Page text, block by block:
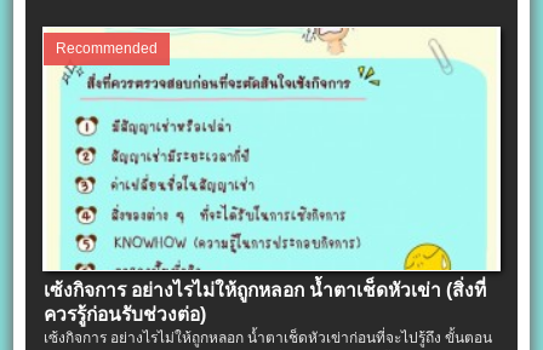
Recommended
เซ้งกิจการ อย่างไรไม่ให้ถูกหลอก น้ำตาเช็ดหัวเข่า (สิ่งที่
ควรรู้ก่อนรับช่วงต่อ)
เซ้งกิจการ อย่างไรไม่ให้ถูกหลอก น้ำตาเช็ดหัวเข่าก่อนที่จะไปรู้ถึง ขั้นตอน